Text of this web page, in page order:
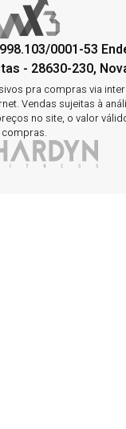
0001-53
- 28630-230,
pra compras via
Vendas sujeitas à
no site, o valor
compras.